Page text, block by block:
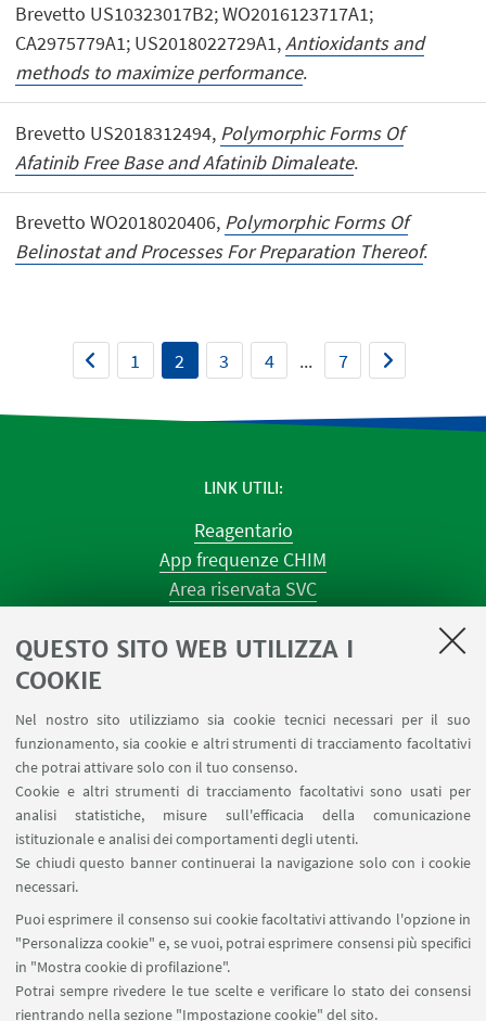
QUESTO SITO WEB UTILIZZA I
COOKIE
Nel nostro sito utilizziamo sia cookie tecnici necessari per il suo
funzionamento, sia cookie e altri strumenti di tracciamento facoltativi
che potrai attivare solo con il tuo consenso.
Cookie e altri strumenti di tracciamento facoltativi sono usati per
analisi statistiche, misure sull'efficacia della comunicazione
istituzionale e analisi dei comportamenti degli utenti.
Se chiudi questo banner continuerai la navigazione solo con i cookie
necessari.
Puoi esprimere il consenso sui cookie facoltativi attivando l'opzione in
"Personalizza cookie" e, se vuoi, potrai esprimere consensi più specifici
in "Mostra cookie di profilazione".
Potrai sempre rivedere le tue scelte e verificare lo stato dei consensi
rientrando nella sezione "Impostazione cookie" del sito.
Brevetto US10323017B2; WO2016123717A1;
CA2975779A1; US2018022729A1,Antioxidants and
methods to maximize performance.
Brevetto US2018312494, Polymorphic Forms Of
Afatinib Free Base and Afatinib Dimaleate.
Brevetto WO2018020406, Polymorphic Forms Of
Belinostat and Processes For Preparation Thereof.
1 2 3 4 ... 7
LINK UTILI
Reagentario
App frequenze CHIM
Area riservata SVC
Prenotazione spazi e Riunioni
Dismissione beni
Segnala un evento
SEGUI IL DIPARTIMENTO SU:
SEGUI UNIBO SU: